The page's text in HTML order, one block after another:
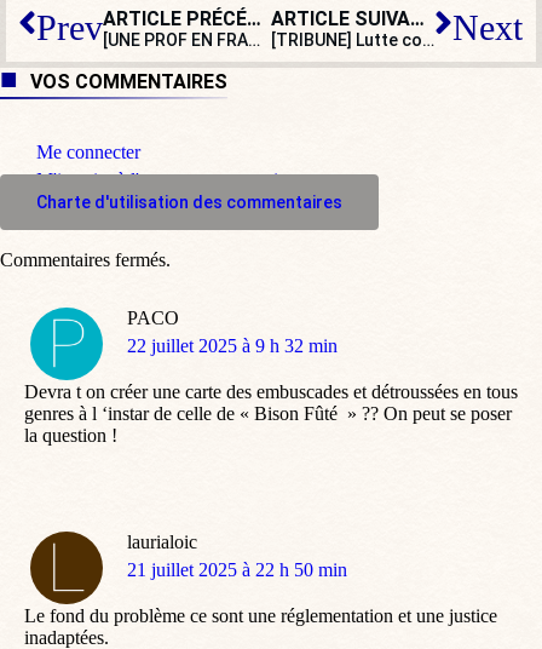
Prev ARTICLE PRÉCÉDENT
[UNE PROF EN FRANCE] Le certif’ : entre nostalgie et fantasmes
ARTICLE SUIVANT
[TRIBUNE] Lutte contre le narcotrafic, la France joue-t-elle sa dernière carte ? Next
VOS COMMENTAIRES
Me connecter
M'inscrire à l'espace commentaire
Charte d'utilisation des commentaires
PACO
dit
22 juillet 2025 à 9 h 32 min
Devra t on créer une carte des embuscades et détroussées en tous
genres à l ‘instar de celle de « Bison Fûté » ?? On peut se poser
la question !
laurialoic
dit
21 juillet 2025 à 22 h 50 min
Le fond du problème ce sont une réglementation et une justice
inadaptées.
Commentaires fermés.